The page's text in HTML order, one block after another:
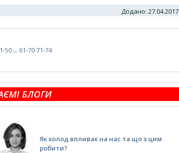
Додано: 27.04.2017
50 ... 61-7071-74
БЛОГИ
Як холод впливає на нас та що з цим
робити?